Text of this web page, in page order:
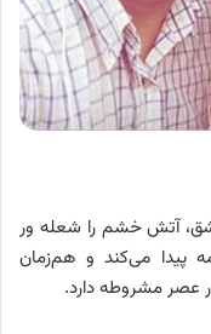
آتش خشم را شعله ور
پیدا می‌کند و هم‌زمان
عصر مشروطه دارد.